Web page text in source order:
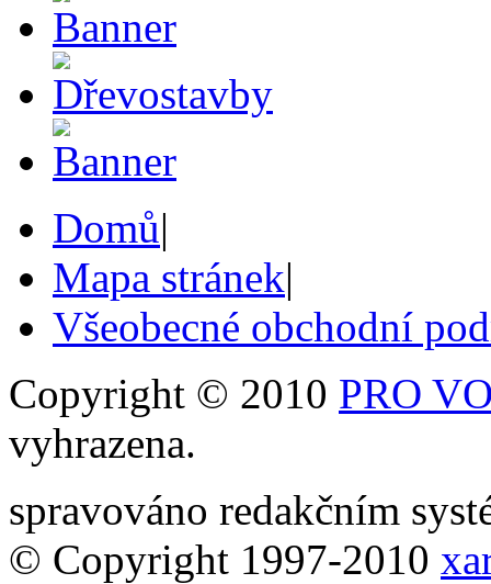
Domů|
Mapa stránek|
Všeobecné obchodní
Copyright © 2010 PRO
vyhrazena.
spravováno redakčním
© Copyright 1997-2010